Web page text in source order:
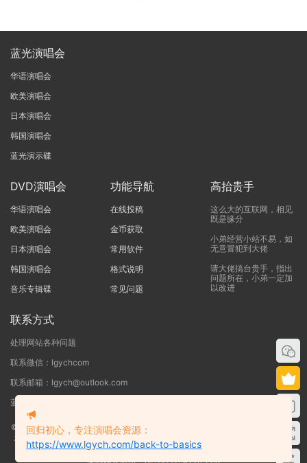
蓝光演唱会
华语演唱会
欧美演唱会
日本演唱会
韩国演唱会
蓝光演示碟
DVD演唱会
华语演唱会
欧美演唱会
日本演唱会
韩国演唱会
音乐专辑碟
功能导航
在线投稿
金币获取
常用软件
格式说明
常见问题
高抬贵手
这么大的互联网，相见
既是缘分
小弟经营小站不易，如
无意冒犯到大佬
请大佬搞台贵手，指出
问题所在，小弟一定加
以改进
联系方式
处理网站各种问题
联系微信：lgychcom
联系邮箱：lgych@outlook.com
蓝光演唱会网 - 专注于ISO和BDMV蓝光演唱会下载服务
©2019-2026 蓝光演唱会本站资源来源于网络用户网盘投稿，本站服务器不储
存任何演唱会资源，版权归原作者所有，若侵犯了您的合法权益，请联系我们
删除！
回归初心，专注演唱会资源：
https://www.lgych.com/back-to-basics